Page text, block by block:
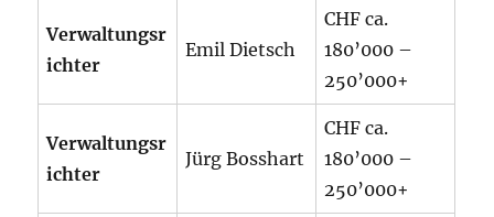
Verwaltungsr
ichter
Emil Dietsch
CHF ca.
180’000 –
250’000+
Verwaltungsr
ichter
Jürg Bosshart
CHF ca.
180’000 –
250’000+